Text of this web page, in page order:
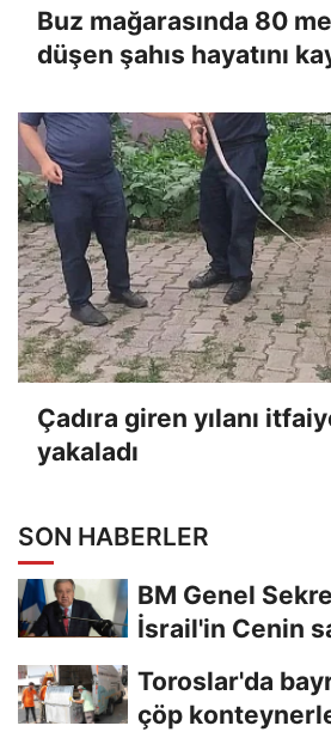
Buz mağarasında 80
düşen şahıs hayatını
Çadıra giren yılanı
yakaladı
SON HABERLER
BM Genel
İsrail'in Cenin
Toroslar'da
çöp